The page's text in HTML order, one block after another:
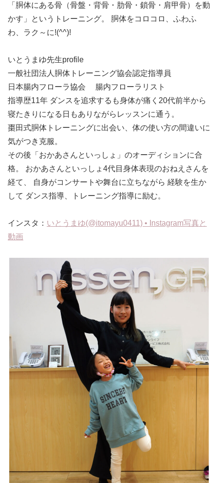
「胴体にある骨（骨盤・背骨・肋骨・鎖骨・肩甲骨）を動
かす」というトレーニング。 胴体をコロコロ、ふわふ
わ、ラク～に!(^^)!
いとうまゆ先生profile
一般社団法人胴体トレーニング協会認定指導員
日本腸内フローラ協会 腸内フローラリスト
指導歴11年 ダンスを追求するも身体が痛く20代前半から
寝たきりになる日もありながらレッスンに通う。
棗田式胴体トレーニングに出会い、体の使い方の間違いに
気がつき克服。
その後「おかあさんといっしょ」のオーディションに合
格。 おかあさんといっしょ4代目身体表現のおねえさんを
経て、 自身がコンサートや舞台に立ちながら 経験を生か
して ダンス指導、トレーニング指導に励む。
インスタ： いとうまゆ(@itomayu0411) • Instagram写真と
動画